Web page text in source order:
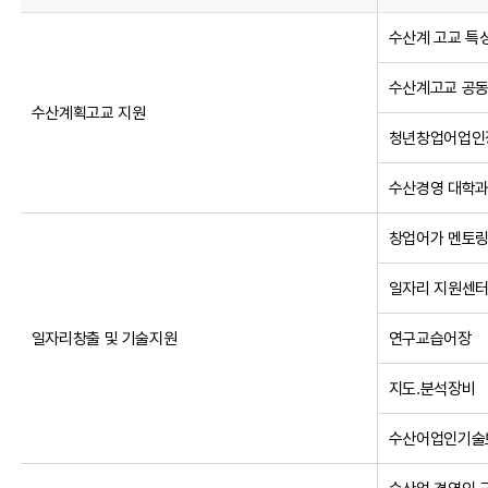
수산계획고교 지원
수산계 고교 특
수산계고교 공
청년창업어업
수산경영 대학
일자리창출 및 기술지원
창업어가 멘토링
일자리 지원센터
연구교습어장
지도․분석장비
수산어업인기